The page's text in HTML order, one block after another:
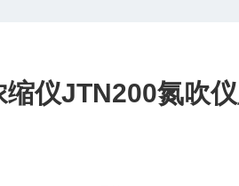
缩仪JTN200氮吹